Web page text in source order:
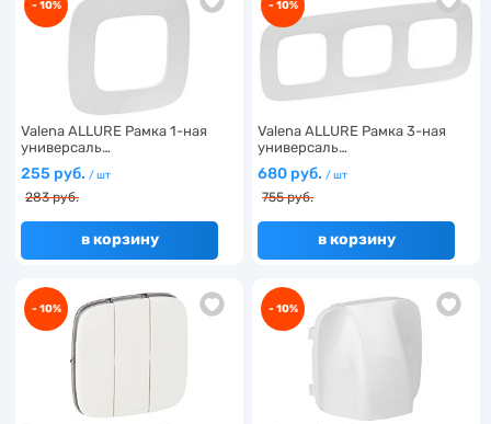
- 10%
Valena ALLURE Рамка 1-ная
универсаль…
255 руб. / шт
283 руб.
в корзину
- 10%
Valena ALLURE Рамка 3-ная
универсаль…
680 руб. / шт
755 руб.
в корзину
- 10% - 10%